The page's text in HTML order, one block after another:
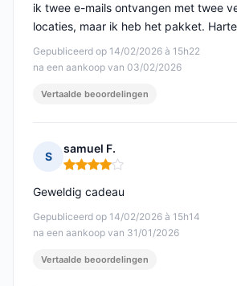
Gepubliceerd op 14/02/2026 à 15h22
na een aankoop van 03/02/2026
ik twee e-mails ontvangen met twee
locaties, maar ik heb het pakket.
Vertaalde beoordelingen
S
samuel F.
Opmerking: 4 van 5
Gepubliceerd op 14/02/2026 à 15h14
na een aankoop van 31/01/2026
Geweldig cadeau
Vertaalde beoordelingen